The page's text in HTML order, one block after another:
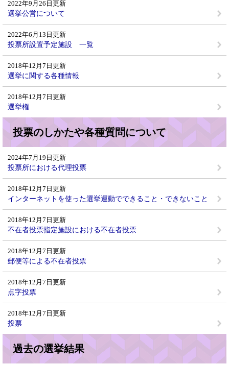
2022年9月26日更新
選挙公営について
2022年6月13日更新
投票所設置予定施設 一覧
2018年12月7日更新
選挙に関する各種情報
2018年12月7日更新
選挙権
投票のしかたや各種質問について
2024年7月19日更新
投票所における代理投票
2018年12月7日更新
インターネットを使った選挙運動でできること・できないこと
2018年12月7日更新
不在者投票指定施設における不在者投票
2018年12月7日更新
郵便等による不在者投票
2018年12月7日更新
点字投票
2018年12月7日更新
投票
過去の選挙結果